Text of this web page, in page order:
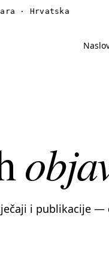
· Hrvatska
i publikacije